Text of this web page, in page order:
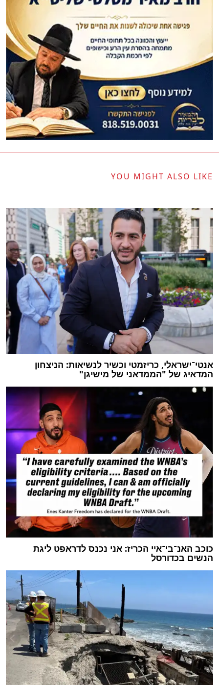
YOU MIGHT ALSO LIKE
אנטי־ישראלי, כריזמטי וכשיר לנשיאות: הניצחון
המדאיג של "הממדאני של מישיגן"
כוכב האנ־בי־איי הכריז: אני נכנס לדראפט ליגת
הנשים בכדורסל